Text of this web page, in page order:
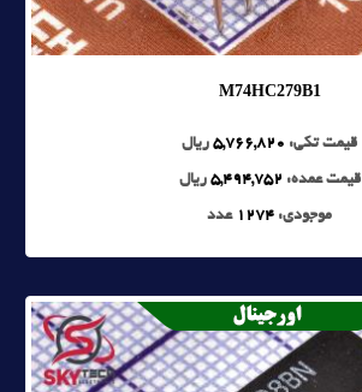
M74HC279B1
قیمت تکی: 5,766,820 ریال
قیمت عمده: 5,494,752 ریال
موجودی: 1274 عدد